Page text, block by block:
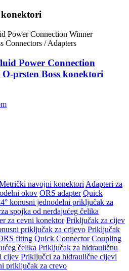
konektori
Power Connection
prsten Boss konektori
navojni konektoriAdapteri za
okov ORS adapter Quick
konusni jednodelni priključak za
spojka od nerđajućeg čelika
za cevni konektor Priključak za cijev
priključak za crijevo Priključak
fiting Quick Connector Coupling
čelika Priključak za hidrauličnu
cijev Priključci za hidraulične cijevi
priključak za crevo